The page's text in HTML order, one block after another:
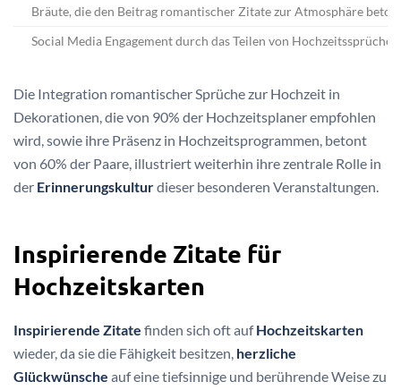
Bräute, die den Beitrag romantischer Zitate zur Atmosphäre
Social Media Engagement durch das Teilen von Hochzeitssprüchen
Die Integration romantischer Sprüche zur Hochzeit in
Dekorationen, die von 90% der Hochzeitsplaner empfohlen
wird, sowie ihre Präsenz in Hochzeitsprogrammen, betont
von 60% der Paare, illustriert weiterhin ihre zentrale Rolle in
der Erinnerungskulturdieser besonderen Veranstaltungen.
Inspirierende Zitate für
Hochzeitskarten
Inspirierende Zitate finden sich oft aufHochzeitskarten
wieder, da sie die Fähigkeit besitzen, herzliche
Glückwünsche auf eine tiefsinnige und berührende Weise zu